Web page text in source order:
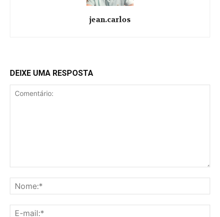
jean.carlos
DEIXE UMA RESPOSTA